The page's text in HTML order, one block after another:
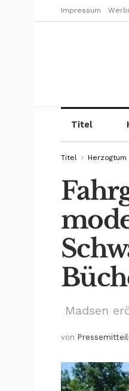
Impressum
Titel
Titel Herzogtum
Madsen
von